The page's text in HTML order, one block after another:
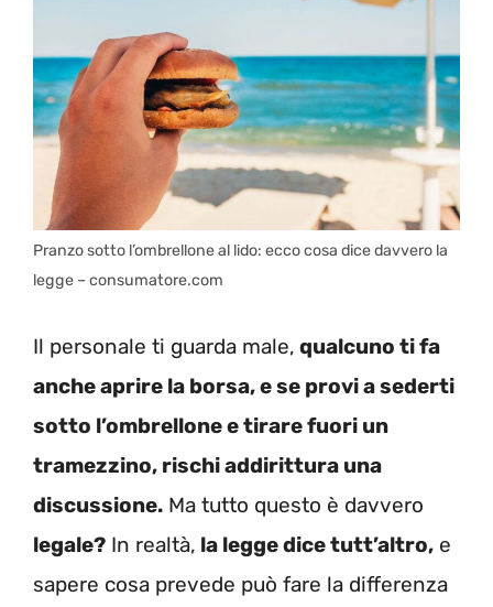
Pranzo sotto l’ombrellone al lido: ecco cosa dice davvero la
legge – consumatore.com
Il personale ti guarda male, qualcuno ti fa
anche aprire la borsa, e se provi a sederti
sotto l’ombrellone e tirare fuori un
tramezzino, rischi addirittura una
discussione. Ma tutto questo è davvero
legale? In realtà, la legge dice tutt’altro, e
sapere cosa prevede può fare la differenza